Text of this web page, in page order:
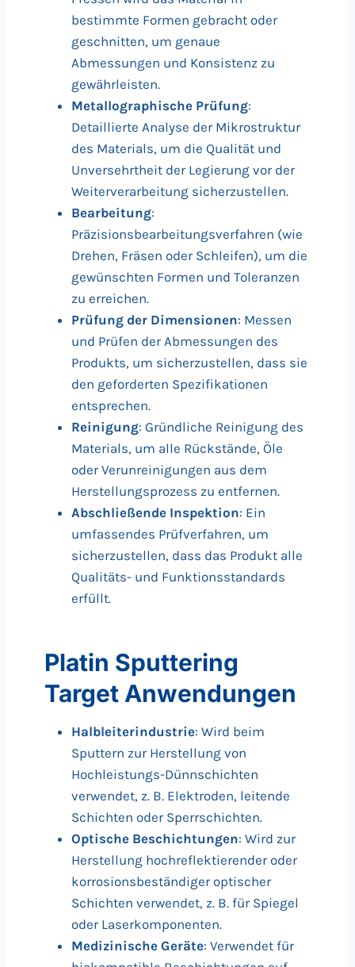
bestimmte Formen gebracht oder
geschnitten, um genaue
Abmessungen und Konsistenz zu
gewährleisten.
Metallographische Prüfung:
Detaillierte Analyse der Mikrostruktur
des Materials, um die Qualität und
Unversehrtheit der Legierung vor der
Weiterverarbeitung sicherzustellen.
Bearbeitung:
Präzisionsbearbeitungsverfahren (wie
Drehen, Fräsen oder Schleifen), um die
gewünschten Formen und Toleranzen
zu erreichen.
Prüfung der Dimensionen: Messen
und Prüfen der Abmessungen des
Produkts, um sicherzustellen, dass sie
den geforderten Spezifikationen
entsprechen.
Reinigung: Gründliche Reinigung des
Materials, um alle Rückstände, Öle
oder Verunreinigungen aus dem
Herstellungsprozess zu entfernen.
Abschließende Inspektion: Ein
umfassendes Prüfverfahren, um
sicherzustellen, dass das Produkt alle
Qualitäts- und Funktionsstandards
erfüllt.
Platin Sputtering
Target Anwendungen
Halbleiterindustrie: Wird beim
Sputtern zur Herstellung von
Hochleistungs-Dünnschichten
verwendet, z. B. Elektroden, leitende
Schichten oder Sperrschichten.
Optische Beschichtungen: Wird zur
Herstellung hochreflektierender oder
korrosionsbeständiger optischer
Schichten verwendet, z. B. für Spiegel
oder Laserkomponenten.
Medizinische Geräte: Verwendet für